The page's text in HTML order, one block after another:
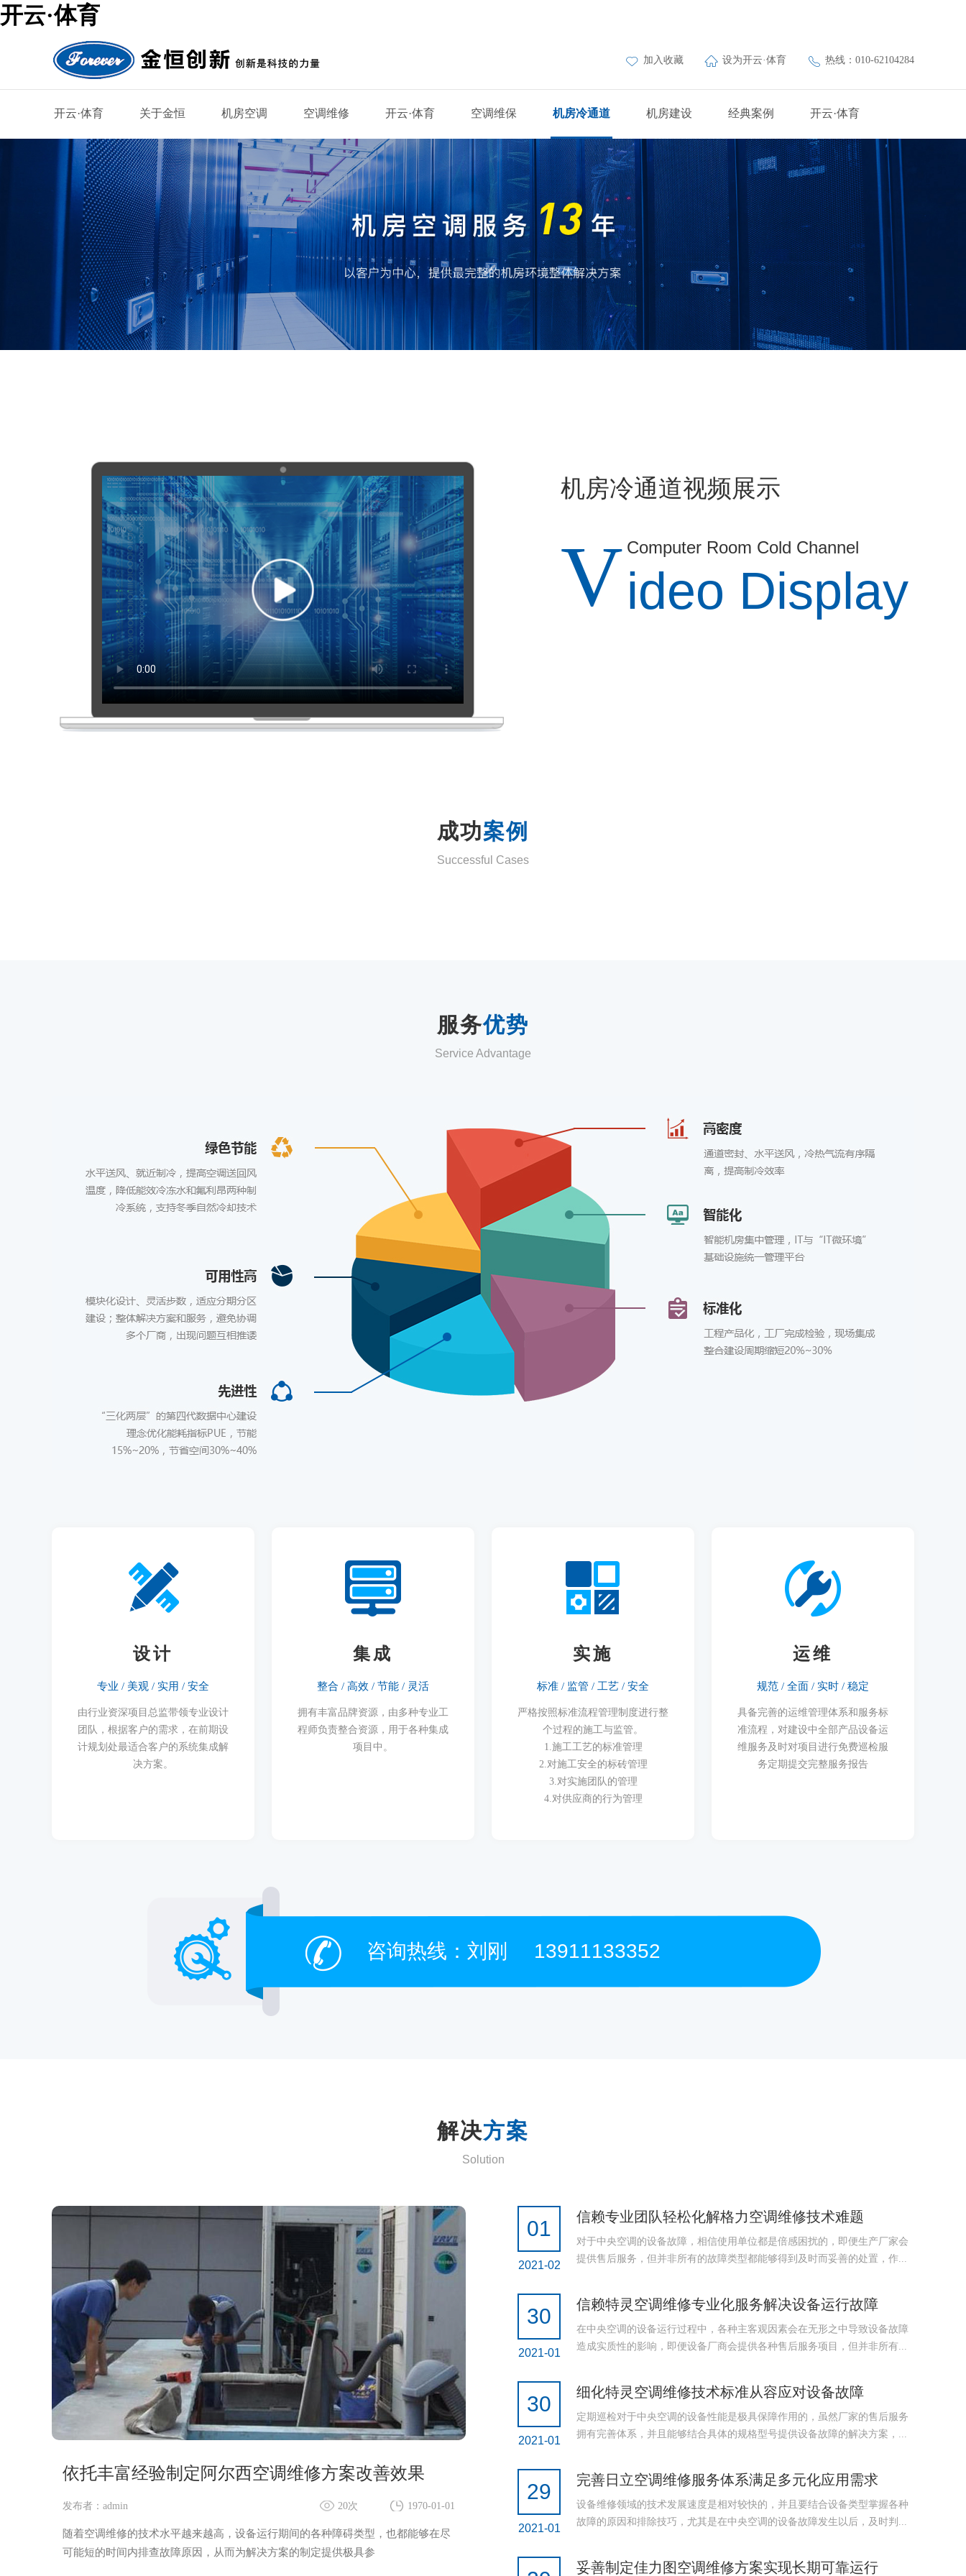
开云·体育
加入收藏 设为开云·体育 热线：010-62104284
开云·体育 关于金恒 机房空调 空调维修 开云·体育 空调维保 机房冷通道 机房建设 经典案例 开云·体育
机房冷通道视频展示
V Computer Room Cold Channel
ideo Display
成功案例
Successful Cases
服务优势
Service Advantage
设计
专业 / 美观 / 实用 / 安全
由行业资深项目总监带领专业设计
团队，根据客户的需求，在前期设
计规划处最适合客户的系统集成解
决方案。
集成
整合 / 高效 / 节能 / 灵活
拥有丰富品牌资源，由多种专业工
程师负责整合资源，用于各种集成
项目中。
实施
标准 / 监管 / 工艺 / 安全
严格按照标准流程管理制度进行整
个过程的施工与监管。
1.施工工艺的标准管理
2.对施工安全的标砖管理
3.对实施团队的管理
4.对供应商的行为管理
运维
规范 / 全面 / 实时 / 稳定
具备完善的运维管理体系和服务标
准流程，对建设中全部产品设备运
维服务及时对项目进行免费巡检服
务定期提交完整服务报告
咨询热线：刘刚 13911133352
解决方案
Solution
依托丰富经验制定阿尔西空调维修方案改善效果
发布者：admin 20次 1970-01-01
随着空调维修的技术水平越来越高，设备运行期间的各种障碍类型，也都能够在尽
可能短的时间内排查故障原因，从而为解决方案的制定提供极具参
01
2021-02
信赖专业团队轻松化解格力空调维修技术难题
对于中央空调的设备故障，相信使用单位都是倍感困扰的，即便生产厂家会
提供售后服务，但并非所有的故障类型都能够得到及时而妥善的处置，作...
30
2021-01
信赖特灵空调维修专业化服务解决设备运行故障
在中央空调的设备运行过程中，各种主客观因素会在无形之中导致设备故障
造成实质性的影响，即便设备厂商会提供各种售后服务项目，但并非所有...
30
2021-01
细化特灵空调维修技术标准从容应对设备故障
定期巡检对于中央空调的设备性能是极具保障作用的，虽然厂家的售后服务
拥有完善体系，并且能够结合具体的规格型号提供设备故障的解决方案，...
29
2021-01
完善日立空调维修服务体系满足多元化应用需求
设备维修领域的技术发展速度是相对较快的，并且要结合设备类型掌握各种
故障的原因和排除技巧，尤其是在中央空调的设备故障发生以后，及时判...
妥善制定佳力图空调维修方案实现长期可靠运行